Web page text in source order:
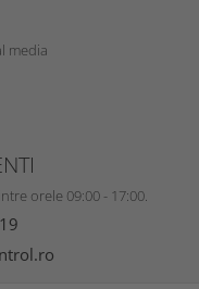
media
orele 09:00 - 17:00.